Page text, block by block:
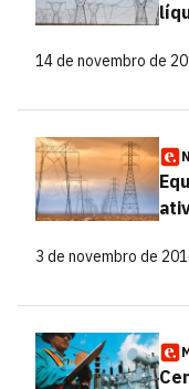
14 de novembro de
3 de novembro de